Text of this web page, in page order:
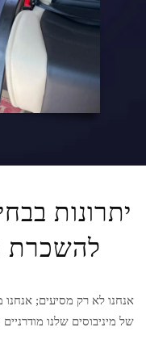
יתרונות
להשכרת
אנחנו לא רק מסיעים;
של מיניבוסים שלנו